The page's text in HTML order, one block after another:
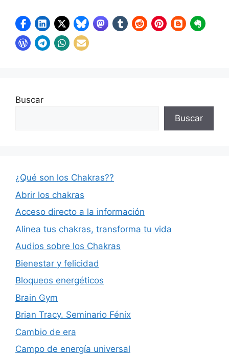
Buscar
Buscar
¿Qué son los Chakras??
Abrir los chakras
Acceso directo a la información
Alinea tus chakras, transforma tu vida
Audios sobre los Chakras
Bienestar y felicidad
Bloqueos energéticos
Brain Gym
Brian Tracy. Seminario Fénix
Cambio de era
Campo de energía universal